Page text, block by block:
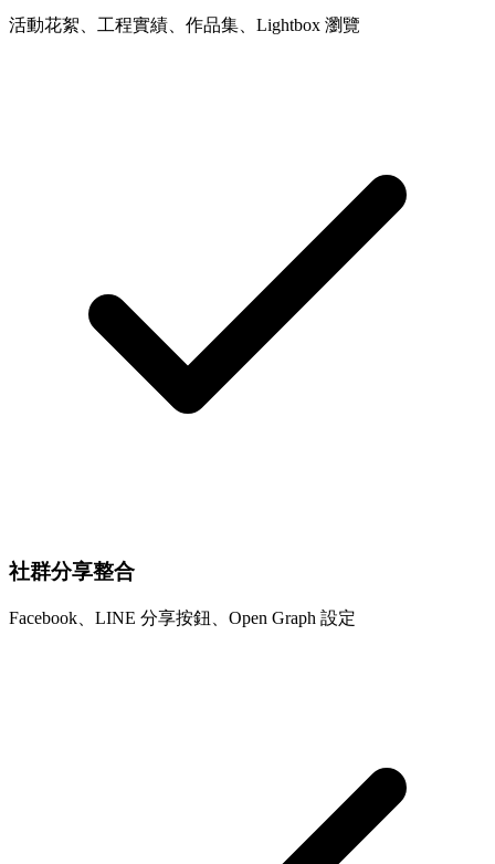
活動花絮、工程實績、作品集、Lightbox 瀏覽
社群分享整合
Facebook、LINE 分享按鈕、Open Graph 設定